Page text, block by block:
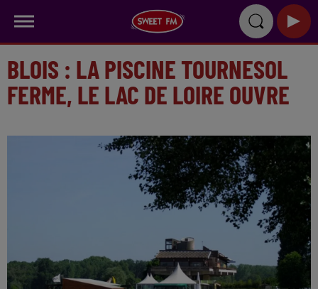
BLOIS : LA PISCINE TOURNESOL
FERME, LE LAC DE LOIRE OUVRE